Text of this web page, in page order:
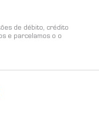
de débito, crédito
e parcelamos o o